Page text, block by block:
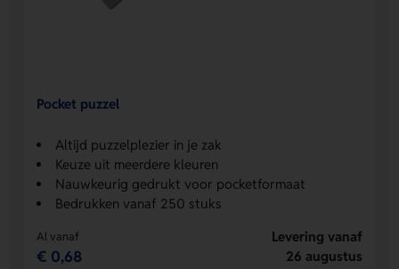
Pocket puzzel
Altijd puzzelplezier in je zak
Keuze uit meerdere kleuren
Nauwkeurig gedrukt voor pocketformaat
Bedrukken vanaf 250 stuks
Al vanaf
€ 0,68
Levering vanaf
26 augustus